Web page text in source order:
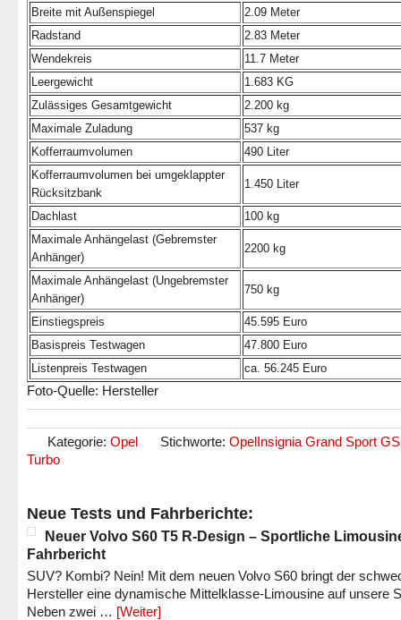
Breite mit Außenspiegel
2.09 Meter
Radstand
2.83 Meter
Wendekreis
11.7 Meter
Leergewicht
1.683 KG
Zulässiges Gesamtgewicht
2.200 kg
Maximale Zuladung
537 kg
Kofferraumvolumen
490 Liter
Kofferraumvolumen bei umgeklappter
Rücksitzbank
1.450 Liter
Dachlast
100 kg
Maximale Anhängelast (Gebremster
Anhänger)
2200 kg
Maximale Anhängelast (Ungebremster
Anhänger)
750 kg
Einstiegspreis
45.595 Euro
Basispreis Testwagen
47.800 Euro
Listenpreis Testwagen
ca. 56.245 Euro
Foto-Quelle: Hersteller
Kategorie: Opel Stichworte: OpelInsignia Grand Sport
Turbo
Neue Tests und Fahrberichte:
Neuer Volvo S60 T5 R-Design – Sportliche
Fahrbericht
SUV? Kombi? Nein! Mit dem neuen Volvo S60 bringt der
Hersteller eine dynamische Mittelklasse-Limousine auf unsere
Neben zwei … [Weiter]